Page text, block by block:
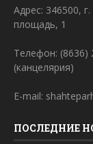
Адрес: 346500,
площадь, 1
Телефон: (8636)
(канцелярия)
E-mail:
ПОСЛЕДНИЕ